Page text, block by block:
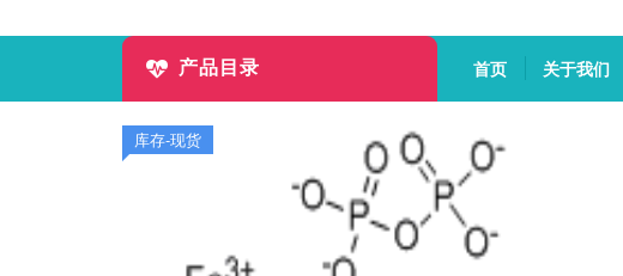
产品目录
首页
关于我们
库存-现货